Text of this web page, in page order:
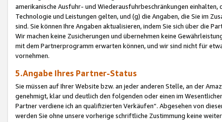
amerikanische Ausfuhr- und Wiederausfuhrbeschränkungen
Technologie und Leistungen gelten, und (g) die Angaben, die Sie im
sind. Sie können Ihre Angaben aktualisieren, indem Sie sich über die
Wir machen keine Zusicherungen und übernehmen keine
mit dem Partnerprogramm erwarten können, und wir sind nicht für
vornehmen.
5.Angabe Ihres Partner-Status
Sie müssen auf Ihrer Website bzw. an jeder anderen Stelle, an der
genehmigt, klar und deutlich den folgenden oder einen im
Partner verdiene ich an qualifizierten Verkäufen“. Abgesehen von
werden Sie ohne unsere vorherige schriftliche Zustimmung keine